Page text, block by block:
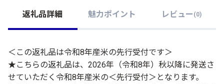
返礼品詳細 魅力ポイント レビュー (0)
＜この返礼品は令和8年産米の先行受付です＞
★こちらの返礼品は、2026年（令和8年）秋以降に発送さ
せていただく令和8年産米の＜先行受付＞となります。